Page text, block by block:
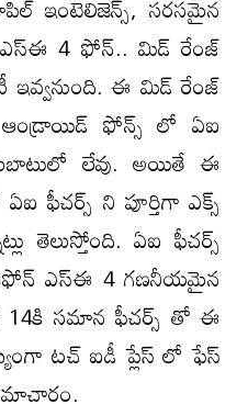
4 ఫోన్.. మిడ్ రేంజ్
ఇవ్వనుంది. ఈ మిడ్ రేంజ్
ఫోన్స్ లో ఏఐ
లేవు. అయితే ఈ
ని పూర్తిగా ఎక్స్
తెలుస్తోంది. ఏఐ ఫీచర్స్
ఎస్ఈ 4 గణనీయమైన
సమాన ఫీచర్స్ తో ఈ
టచ్ ఐడీ ప్లేస్ లో ఫేస్
సమాచారం.